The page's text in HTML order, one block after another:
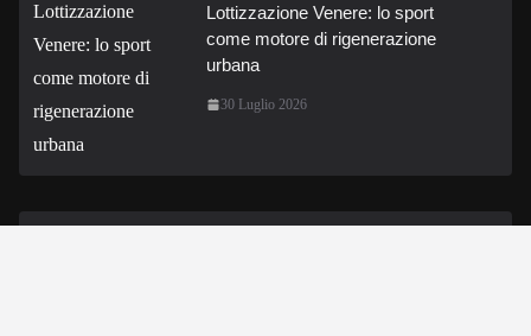
Lottizzazione Venere: lo sport
come motore di rigenerazione
urbana
30 Luglio 2026